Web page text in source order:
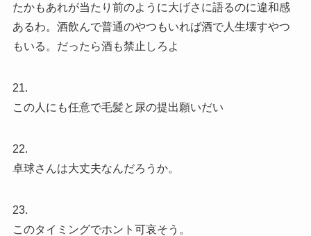
たかもあれが当たり前のように大げさに語るのに違和感
あるわ。酒飲んで普通のやつもいれば酒で人生壊すやつ
もいる。だったら酒も禁止しろよ
21.
この人にも任意で毛髪と尿の提出願いだい
22.
卓球さんは大丈夫なんだろうか。
23.
このタイミングでホント可哀そう。